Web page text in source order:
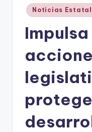
Publicado
en
Noticias